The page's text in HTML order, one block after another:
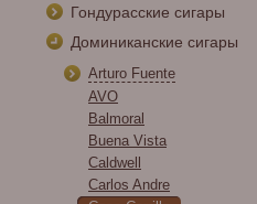
Гондурасские сигары
Доминиканские сигары
Arturo Fuente
AVO
Balmoral
Buena Vista
Caldwell
Carlos Andre